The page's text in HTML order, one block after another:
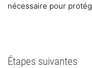
nécessaire pour
Étapes suivantes